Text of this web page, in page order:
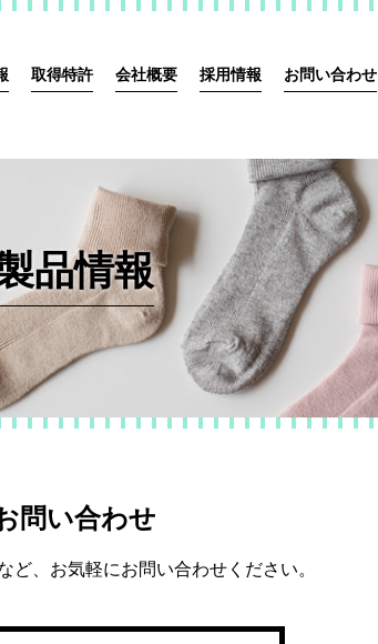
取得特許 会社概要 採用情報 お問い合わせ
品情報
問い合わせ
ど、お気軽にお問い合わせください。